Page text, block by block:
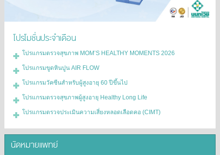
โปรโมชั่นประจำเดือน
โปรแกรมตรวจสุขภาพ MOM’S HEALTHY MOMENTS 2026
โปรแกรมขูดหินปูน AIR FLOW
โปรแกรมวัคซีนสำหรับผู้สูงอายุ 60 ปีขึ้นไป
โปรแกรมตรวจสุขภาพผู้สูงอายุ Healthy Long Life
โปรแกรมตรวจประเมินความเสี่ยงหลอดเลือดคอ (CIMT)
นัดหมายแพทย์